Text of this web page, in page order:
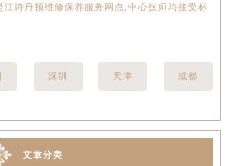
诗丹顿维修保养服务网点,中心技师均接受标
深圳 天津 成都
文章分类